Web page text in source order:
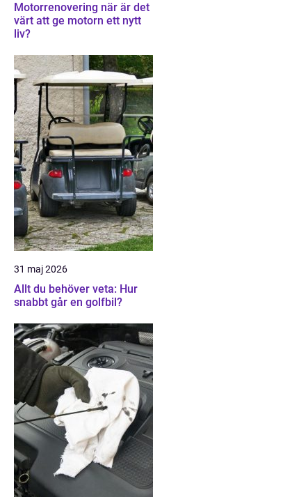
Motorrenovering när är det
värt att ge motorn ett nytt
liv?
31 maj 2026
Allt du behöver veta: Hur
snabbt går en golfbil?